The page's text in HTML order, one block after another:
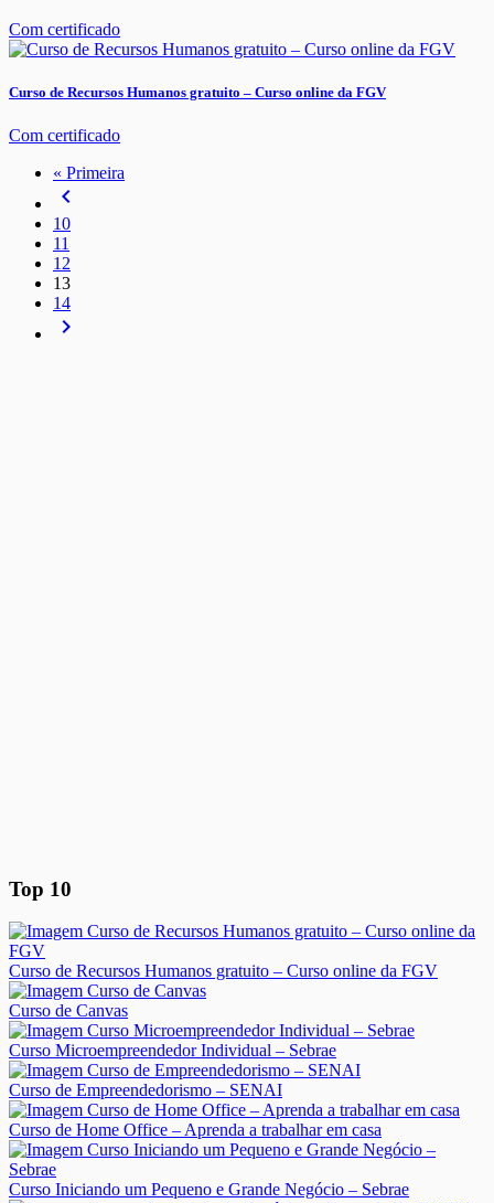
Com certificado
Curso de Recursos Humanos gratuito – Curso online da FGV
Com certificado
« Primeira
navigate_before
10
11
12
13
14
navigate_next
Top 10
Curso de Recursos Humanos gratuito – Curso online da FGV
Curso de Canvas
Curso Microempreendedor Individual – Sebrae
Curso de Empreendedorismo – SENAI
Curso de Home Office – Aprenda a trabalhar em casa
Curso Iniciando um Pequeno e Grande Negócio – Sebrae